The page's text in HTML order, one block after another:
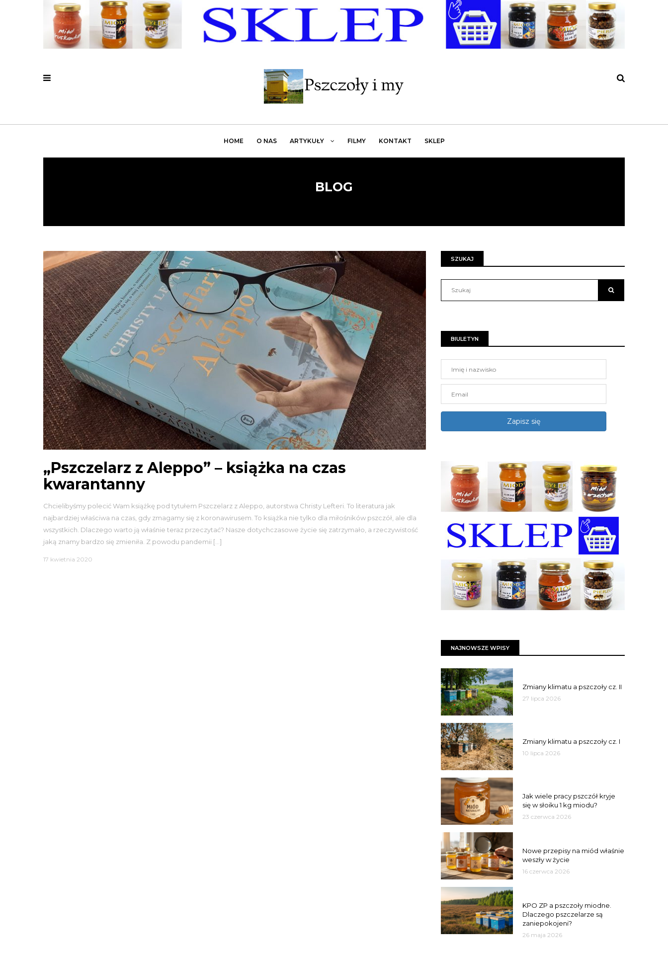
HOME O NAS ARTYKUŁY FILMY KONTAKT SKLEP
BLOG
„Pszczelarz z Aleppo” – książka na czas
kwarantanny
Chcielibyśmy polecić Wam książkę pod tytułem Pszczelarz z Aleppo, autorstwa Christy Lefteri. To literatura jak
najbardziej właściwa na czas, gdy zmagamy się z koronawirusem. To książka nie tylko dla miłośników pszczół, ale dla
wszystkich. Dlaczego warto ją właśnie teraz przeczytać? Nasze dotychczasowe życie się zatrzymało, a rzeczywistość
jaką znamy bardzo się zmieniła. Z powodu pandemii […]
17 kwietnia 2020
SZUKAJ
BIULETYN
NAJNOWSZE WPISY
Zmiany klimatu a pszczoły cz. II
27 lipca 2026
Zmiany klimatu a pszczoły cz. I
10 lipca 2026
Jak wiele pracy pszczół kryje
się w słoiku 1 kg miodu?
23 czerwca 2026
Nowe przepisy na miód właśnie
weszły w życie
16 czerwca 2026
KPO ZP a pszczoły miodne.
Dlaczego pszczelarze są
zaniepokojeni?
26 maja 2026